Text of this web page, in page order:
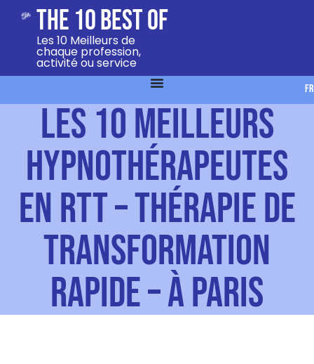
The 10 Best Of
Les 10 Meilleurs de
chaque profession,
activité ou service
FR
Les 10 meilleurs
hypnothérapeutes
en RTT – thérapie de
transformation
rapide – à Paris